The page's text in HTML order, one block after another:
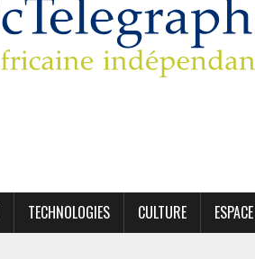
TECHNOLOGIES CULTURE